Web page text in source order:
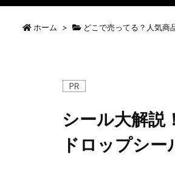
ホーム > どこで売ってる？人気商
シール大解説
ドロップシ